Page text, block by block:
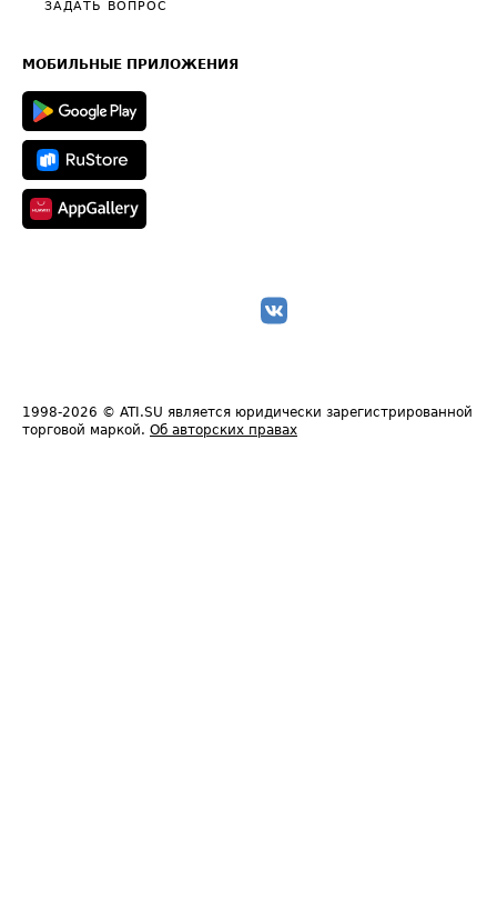
Общие положения
Техническая информация
ЗАДАТЬ ВОПРОС
МОБИЛЬНЫЕ ПРИЛОЖЕНИЯ
1998-2026 © ATI.SU является юридически зарегистрированной
торговой маркой. Об авторских правах